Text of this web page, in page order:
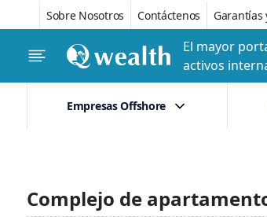
Sobre Nosotros Contáctenos Garantías
El mayor
activos
Empresas Offshore
Complejo de